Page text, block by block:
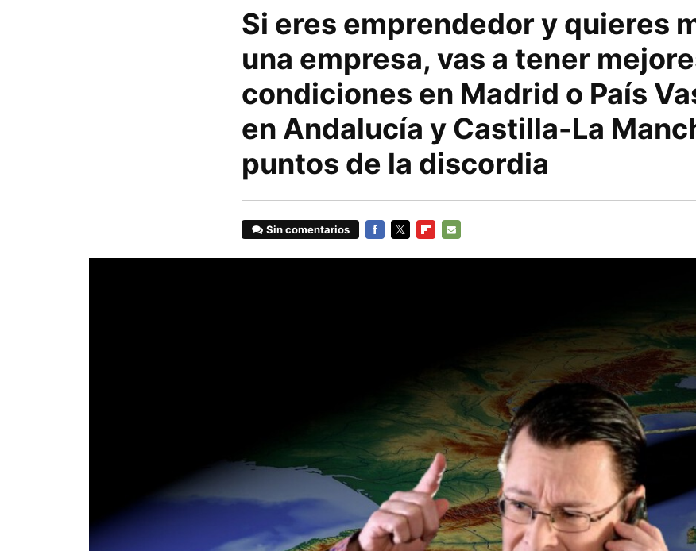
Si eres emprendedor y quieres
una empresa, vas a tener
condiciones en Madrid o País
en Andalucía y Castilla-La
puntos de la discordia
Sin comentarios